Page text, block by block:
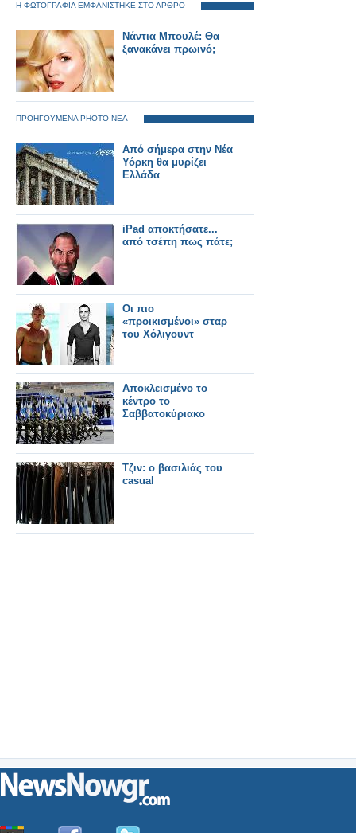
Η ΦΩΤΟΓΡΑΦΙΑ ΕΜΦΑΝΙΣΤΗΚΕ ΣΤΟ ΑΡΘΡΟ
Νάντια Μπουλέ: Θα
ξανακάνει πρωινό;
ΠΡΟΗΓΟΥΜΕΝΑ PHOTO ΝΕΑ
Από σήμερα στην Νέα
Υόρκη θα μυρίζει
Ελλάδα
iPad αποκτήσατε...
από τσέπη πως πάτε;
Οι πιο
«προικισμένοι» σταρ
του Χόλιγουντ
Αποκλεισμένο το
κέντρο το
Σαββατοκύριακο
Τζιν: o βασιλιάς του
casual